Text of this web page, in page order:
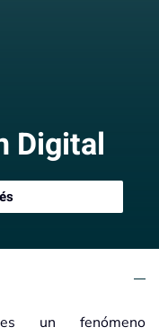
Digital
un fenómeno